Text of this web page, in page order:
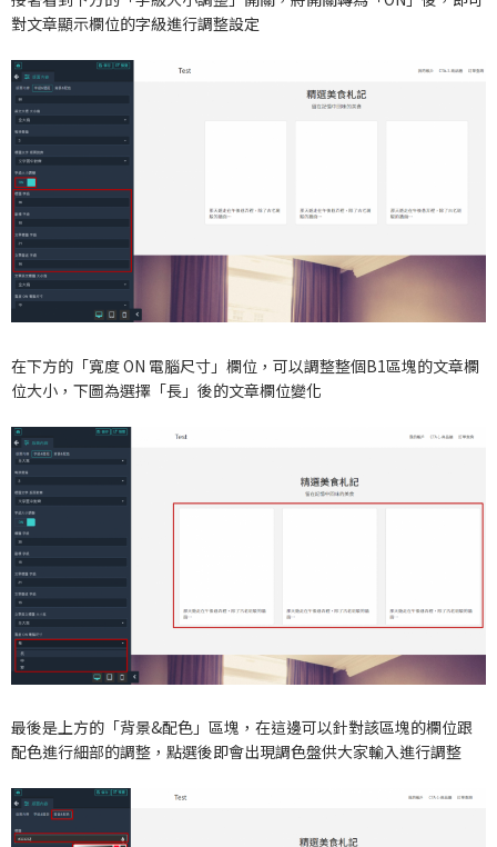
對文章顯示欄位的字級進行調整設定
在下方的「寬度 ON 電腦尺寸」欄位，可以調整整個B1區塊的文章欄
位大小，下圖為選擇「長」後的文章欄位變化
最後是上方的「背景&配色」區塊，在這邊可以針對該區塊的欄位跟
配色進行細部的調整，點選後即會出現調色盤供大家輸入進行調整